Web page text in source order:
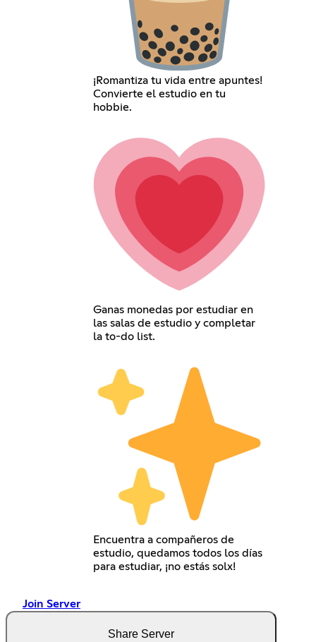
¡Romantiza tu vida entre apuntes!
Convierte el estudio en tu
hobbie.
Ganas monedas por estudiar en
las salas de estudio y completar
la to-do list.
Encuentra a compañeros de
estudio, quedamos todos los días
para estudiar, ¡no estás solx!
Join Server
Share Server